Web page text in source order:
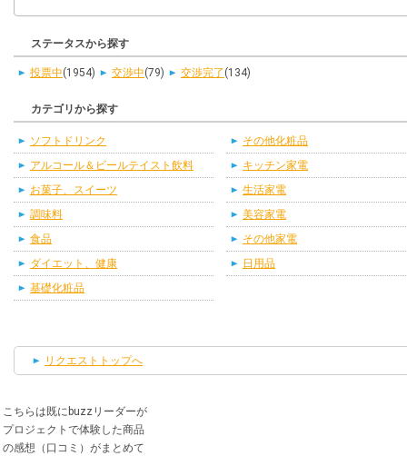
ステータスから探す
投票中(1954) 交渉中(79) 交渉完了 (134)
カテゴリから探す
ソフトドリンク
アルコール＆ビールテイスト飲料
お菓子、スイーツ
調味料
食品
ダイエット、健康
基礎化粧品
その他化粧品
キッチン家電
生活家電
美容家電
その他家電
日用品
リクエストトップへ
こちらは既にbuzzリーダーが
プロジェクトで体験した商品
の感想（口コミ）がまとめて